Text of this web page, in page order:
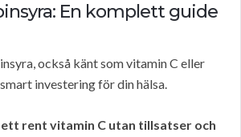
En komplett guide
också känt som vitamin C eller
investering för din hälsa.
rent vitamin C utan tillsatser och